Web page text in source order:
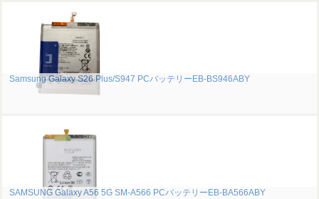
Samsung Galaxy S26 Plus/S947 PCバッテリーEB-BS946ABY
SAMSUNG Galaxy A56 5G SM-A566 PCバッテリーEB-BA566ABY